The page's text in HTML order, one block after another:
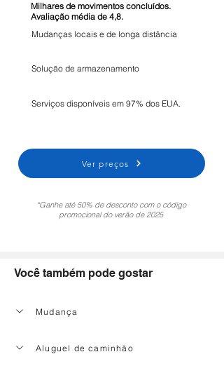
Milhares de movimentos concluídos.
Avaliação média de 4,8.
Mudanças locais e de longa distância
Solução de armazenamento
Serviços disponíveis em 97% dos EUA.
Ver preços
*Ganhe até 50% de desconto com o código
promocional do verão de 2025
Você também pode gostar
Mudança
Aluguel de caminhão